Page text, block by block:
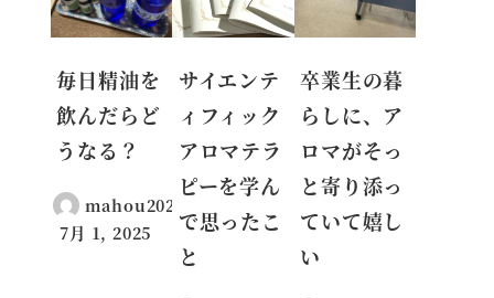
毎日精油を
飲んだらど
うなる？
mahou2020
投稿日
7月 1, 2025
サイエンテ
ィフィック
アロマテラ
ピーを学ん
で思ったこ
と
卒業生の暮
らしに、ア
ロマがそっ
と寄り添っ
ていて嬉し
い